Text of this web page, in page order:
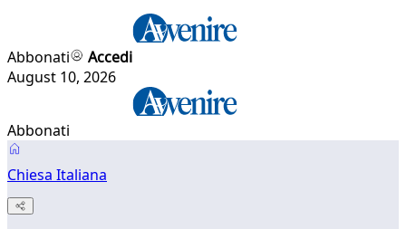
Abbonati
Accedi
August 10, 2026
Abbonati
Chiesa Italiana